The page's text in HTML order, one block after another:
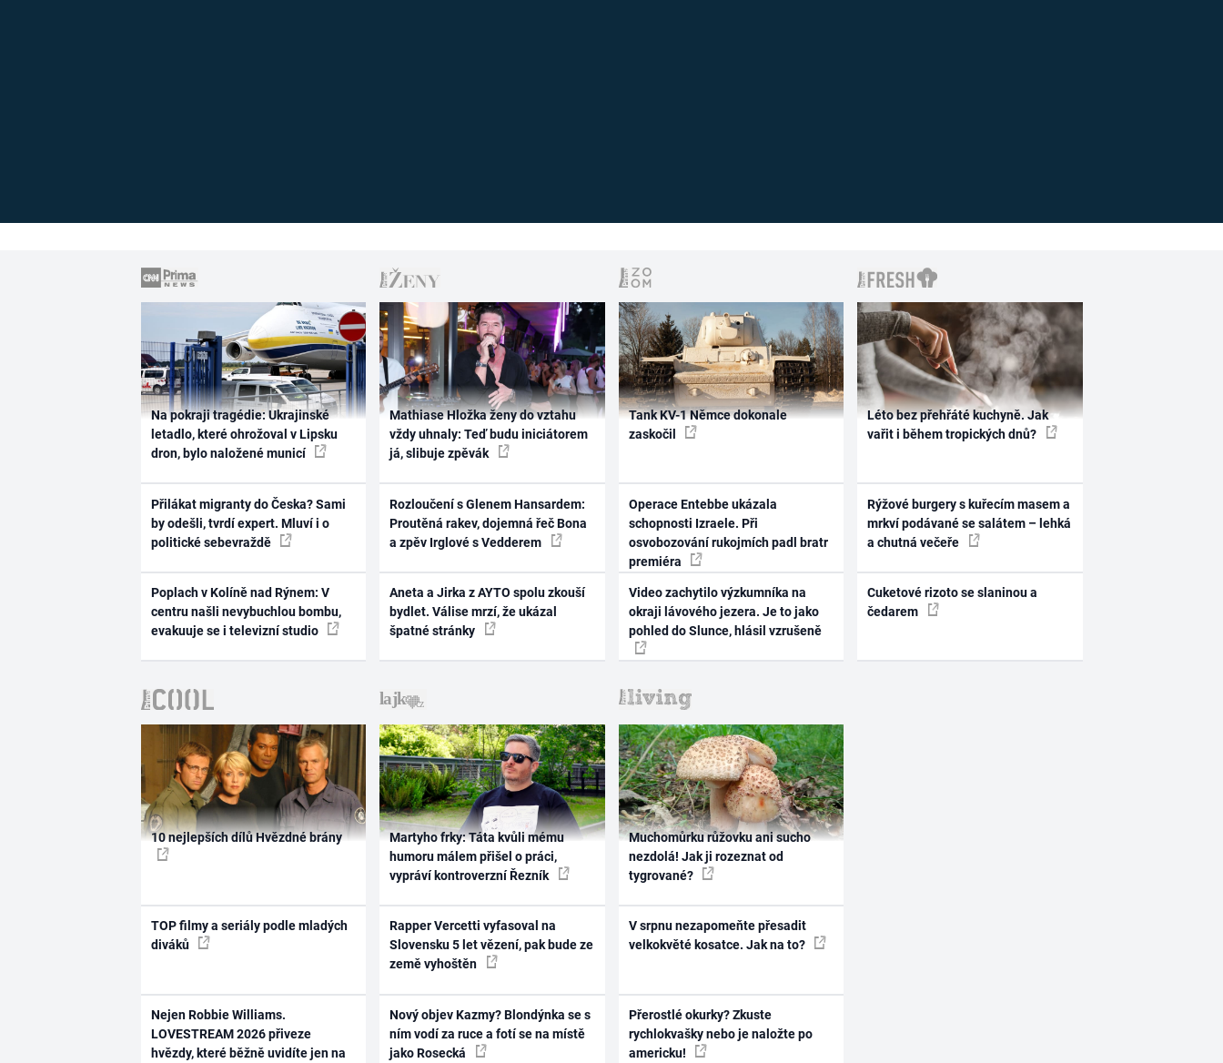
Na pokraji tragédie: Ukrajinské
letadlo, které ohrožoval v Lipsku
dron, bylo naložené municí
Přilákat migranty do Česka? Sami
by odešli, tvrdí expert. Mluví i o
politické sebevraždě
Poplach v Kolíně nad Rýnem: V
centru našli nevybuchlou bombu,
evakuuje se i televizní studio
Mathiase Hložka ženy do vztahu
vždy uhnaly: Teď budu iniciátorem
já, slibuje zpěvák
Rozloučení s Glenem Hansardem:
Proutěná rakev, dojemná řeč Bona
a zpěv Irglové s Vedderem
Aneta a Jirka z AYTO spolu zkouší
bydlet. Válise mrzí, že ukázal
špatné stránky
Tank KV-1 Němce dokonale
zaskočil
Operace Entebbe ukázala
schopnosti Izraele. Při
osvobozování rukojmích padl bratr
premiéra
Video zachytilo výzkumníka na
okraji lávového jezera. Je to jako
pohled do Slunce, hlásil vzrušeně
Léto bez přehřáté kuchyně. Jak
vařit i během tropických dnů?
Rýžové burgery s kuřecím masem a
mrkví podávané se salátem – lehká
a chutná večeře
Cuketové rizoto se slaninou a
čedarem
10 nejlepších dílů Hvězdné brány
TOP filmy a seriály podle mladých
diváků
Nejen Robbie Williams.
LOVESTREAM 2026 přiveze
hvězdy, které běžně uvidíte jen na
Martyho frky: Táta kvůli mému
humoru málem přišel o práci,
vypráví kontroverzní Řezník
Rapper Vercetti vyfasoval na
Slovensku 5 let vězení, pak bude ze
země vyhoštěn
Nový objev Kazmy? Blondýnka se s
ním vodí za ruce a fotí se na místě
jako Rosecká
Muchomůrku růžovku ani sucho
nezdolá! Jak ji rozeznat od
tygrované?
V srpnu nezapomeňte přesadit
velkokvěté kosatce. Jak na to?
Přerostlé okurky? Zkuste
rychlokvašky nebo je naložte po
americku!